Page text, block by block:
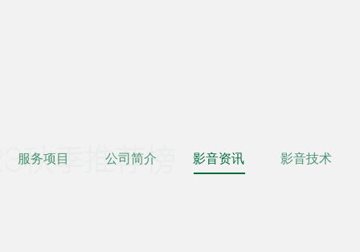
服务项目 公司简介 影音资讯 影音技术
季推荐榜